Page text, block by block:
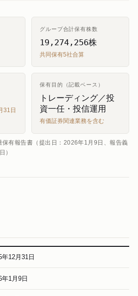
グループ合計保有株数
19,274,256株
共同保有5社合算
31日
保有目的（記載ベース）
トレーディング／投
資一任・投信運用
有価証券関連業務を含む
保有報告書（提出日：2026年1月9日、報告義
）
年12月31日
年1月9日